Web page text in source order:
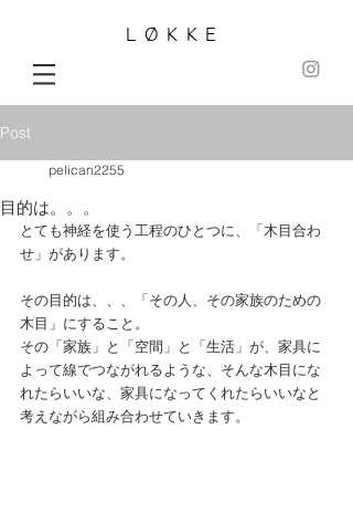
LØKKE
Post
目的は。。。
pelican2255
とても神経を使う工程のひとつに、「木目合わ
せ」があります。
その目的は、、、「その人、その家族のための
木目」にすること。
その「家族」と「空間」と「生活」が、家具に
よって線でつながれるような、そんな木目にな
れたらいいな、家具になってくれたらいいなと
考えながら組み合わせていきます。